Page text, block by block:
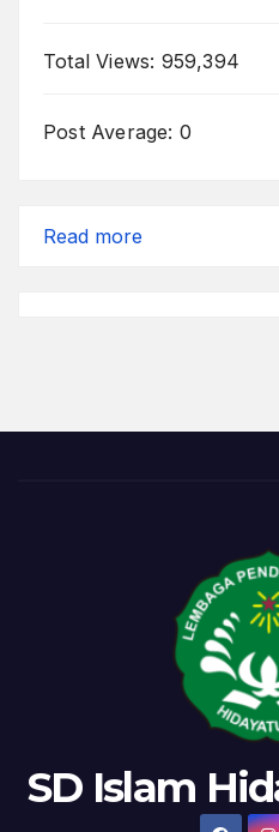
Total Views: 959,394
Post Average: 0
Read more
SD Islam